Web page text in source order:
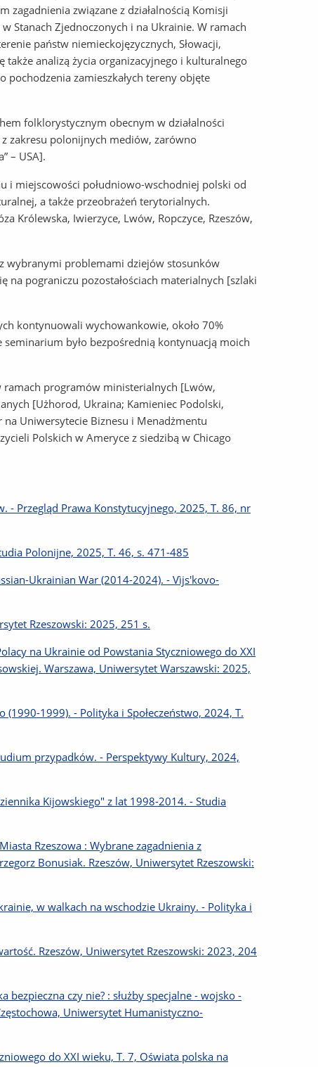
zagadnienia związane z działalnością Komisji
Stanach Zjednoczonych i na Ukrainie. W ramach
państw niemieckojęzycznych, Słowacji,
także analizą życia organizacyjnego i kulturalnego
pochodzenia zamieszkałych tereny objęte
folklorystycznym obecnym w działalności
zakresu polonijnych mediów, zarówno
– USA].
i miejscowości południowo-wschodniej polski od
a także przeobrażeń terytorialnych.
Królewska, Iwierzyce, Lwów, Ropczyce, Rzeszów,
wybranymi problemami dziejów stosunków
na pograniczu pozostałościach materialnych [szlaki
kontynuowali wychowankowie, około 70%
było bezpośrednią kontynuacją moich
ramach programów ministerialnych [Lwów,
[Użhorod, Ukraina; Kamieniec Podolski,
na Uniwersytecie Biznesu i Menadżmentu
Polskich w Ameryce z siedzibą w Chicago
- Przegląd Prawa Konstytucyjnego, 2025, T. 86, nr
Polonijne, 2025, T. 46, s. 471-485
Ukrainian War (2014-2024). - Vìjs'kovo-
Rzeszowski: 2025, 251 s.
na Ukrainie od Powstania Styczniowego do XXI
Warszawa, Uniwersytet Warszawski: 2025,
1999). - Polityka i Społeczeństwo, 2024, T.
przypadków. - Perspektywy Kultury, 2024,
Kijowskiego" z lat 1998-2014. - Studia
Rzeszowa : Wybrane zagadnienia z
Bonusiak. Rzeszów, Uniwersytet Rzeszowski:
w walkach na wschodzie Ukrainy. - Polityka i
Rzeszów, Uniwersytet Rzeszowski: 2023, 204
czy nie? : służby specjalne - wojsko -
Uniwersytet Humanistyczno-
do XXI wieku, T. 7, Oświata polska na